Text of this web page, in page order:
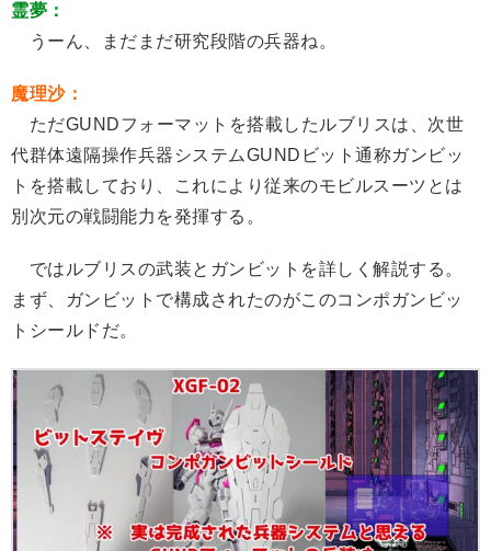
霊夢：
うーん、まだまだ研究段階の兵器ね。
魔理沙：
ただGUNDフォーマットを搭載したルブリスは、次世
代群体遠隔操作兵器システムGUNDビット通称ガンビッ
トを搭載しており、これにより従来のモビルスーツとは
別次元の戦闘能力を発揮する。
ではルブリスの武装とガンビットを詳しく解説する。
まず、ガンビットで構成されたのがこのコンポガンビッ
トシールドだ。